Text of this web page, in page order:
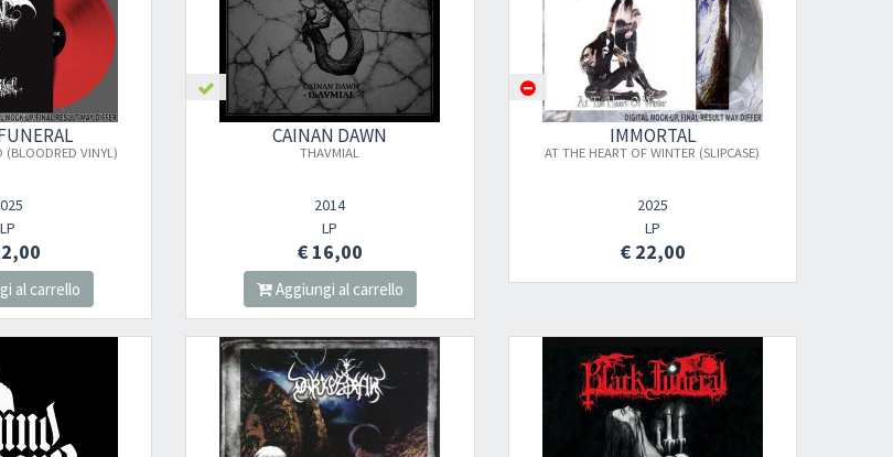
(BLOODRED VINYL)
LP
al carrello
CAINAN DAWN
THAVMIAL
2014
LP
€ 16,00
Aggiungi al carrello
IMMORTAL
AT THE HEART OF WINTER (SLIPCASE)
2025
LP
€ 22,00